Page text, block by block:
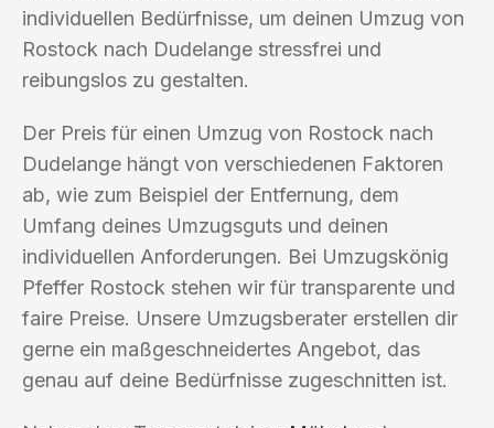
individuellen Bedürfnisse, um deinen Umzug von
Rostock nach Dudelange stressfrei und
reibungslos zu gestalten.
Der Preis für einen Umzug von Rostock nach
Dudelange hängt von verschiedenen Faktoren
ab, wie zum Beispiel der Entfernung, dem
Umfang deines Umzugsguts und deinen
individuellen Anforderungen. Bei Umzugskönig
Pfeffer Rostock stehen wir für transparente und
faire Preise. Unsere Umzugsberater erstellen dir
gerne ein maßgeschneidertes Angebot, das
genau auf deine Bedürfnisse zugeschnitten ist.